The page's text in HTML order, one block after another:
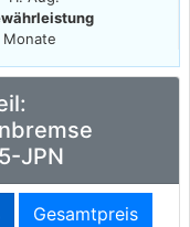
Monate
JPN
Gesamtpreis